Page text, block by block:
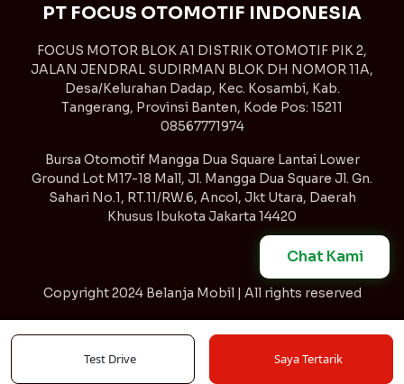
Chat Kami
Test Drive Saya Tertarik
PT FOCUS OTOMOTIF INDONESIA
FOCUS MOTOR BLOK A1 DISTRIK OTOMOTIF PIK 2,
JALAN JENDRAL SUDIRMAN BLOK DH NOMOR 11A,
Desa/Kelurahan Dadap, Kec. Kosambi, Kab.
Tangerang, Provinsi Banten, Kode Pos: 15211
08567771974
Bursa Otomotif Mangga Dua Square Lantai Lower
Ground Lot M17-18 Mall, Jl. Mangga Dua Square Jl. Gn.
Sahari No.1, RT.11/RW.6, Ancol, Jkt Utara, Daerah
Khusus Ibukota Jakarta 14420
Copyright2024 Belanja Mobil | All rights reserved
Kebijakan Privasi